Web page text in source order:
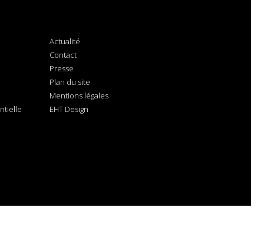
Actualité
Contact
Presse
Plan du site
Mentions légales
EHT Design